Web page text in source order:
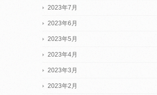
2023年7月
2023年6月
2023年5月
2023年4月
2023年3月
2023年2月